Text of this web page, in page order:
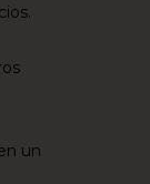
un